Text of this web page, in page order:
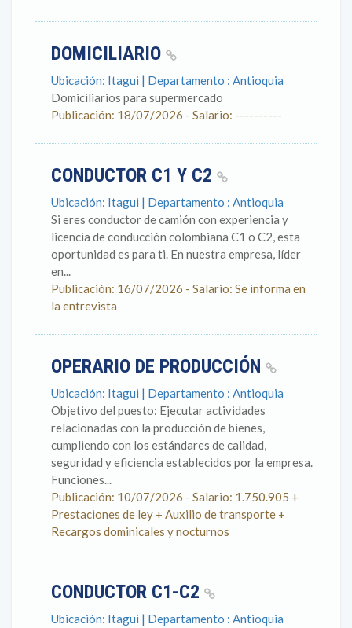
DOMICILIARIO
Ubicación: Itagui | Departamento : Antioquia
Domiciliarios para supermercado
Publicación: 18/07/2026 - Salario: ----------
CONDUCTOR C1 Y C2
Ubicación: Itagui | Departamento : Antioquia
Si eres conductor de camión con experiencia y
licencia de conducción colombiana C1 o C2, esta
oportunidad es para ti. En nuestra empresa, líder
en...
Publicación: 16/07/2026 - Salario: Se informa en
la entrevista
OPERARIO DE PRODUCCIÓN
Ubicación: Itagui | Departamento : Antioquia
Objetivo del puesto: Ejecutar actividades
relacionadas con la producción de bienes,
cumpliendo con los estándares de calidad,
seguridad y eficiencia establecidos por la empresa.
Funciones...
Publicación: 10/07/2026 - Salario: 1.750.905 +
Prestaciones de ley + Auxilio de transporte +
Recargos dominicales y nocturnos
CONDUCTOR C1-C2
Ubicación: Itagui | Departamento : Antioquia